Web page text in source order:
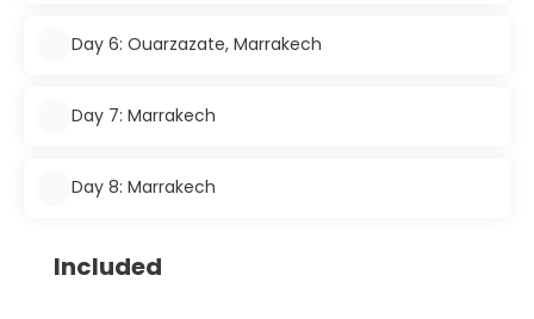
Day 6: Ouarzazate, Marrakech
Day 7: Marrakech
Day 8: Marrakech
Included